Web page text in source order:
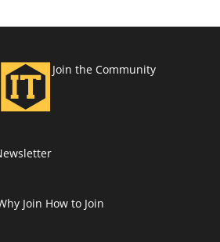
Join the Community
Join How to Join